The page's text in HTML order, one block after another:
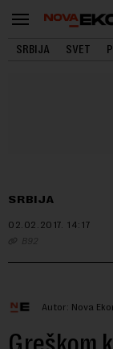
SRBIJA SVET
SRBIJA
02.02.2017. 14:17
B92
Autor: Nova